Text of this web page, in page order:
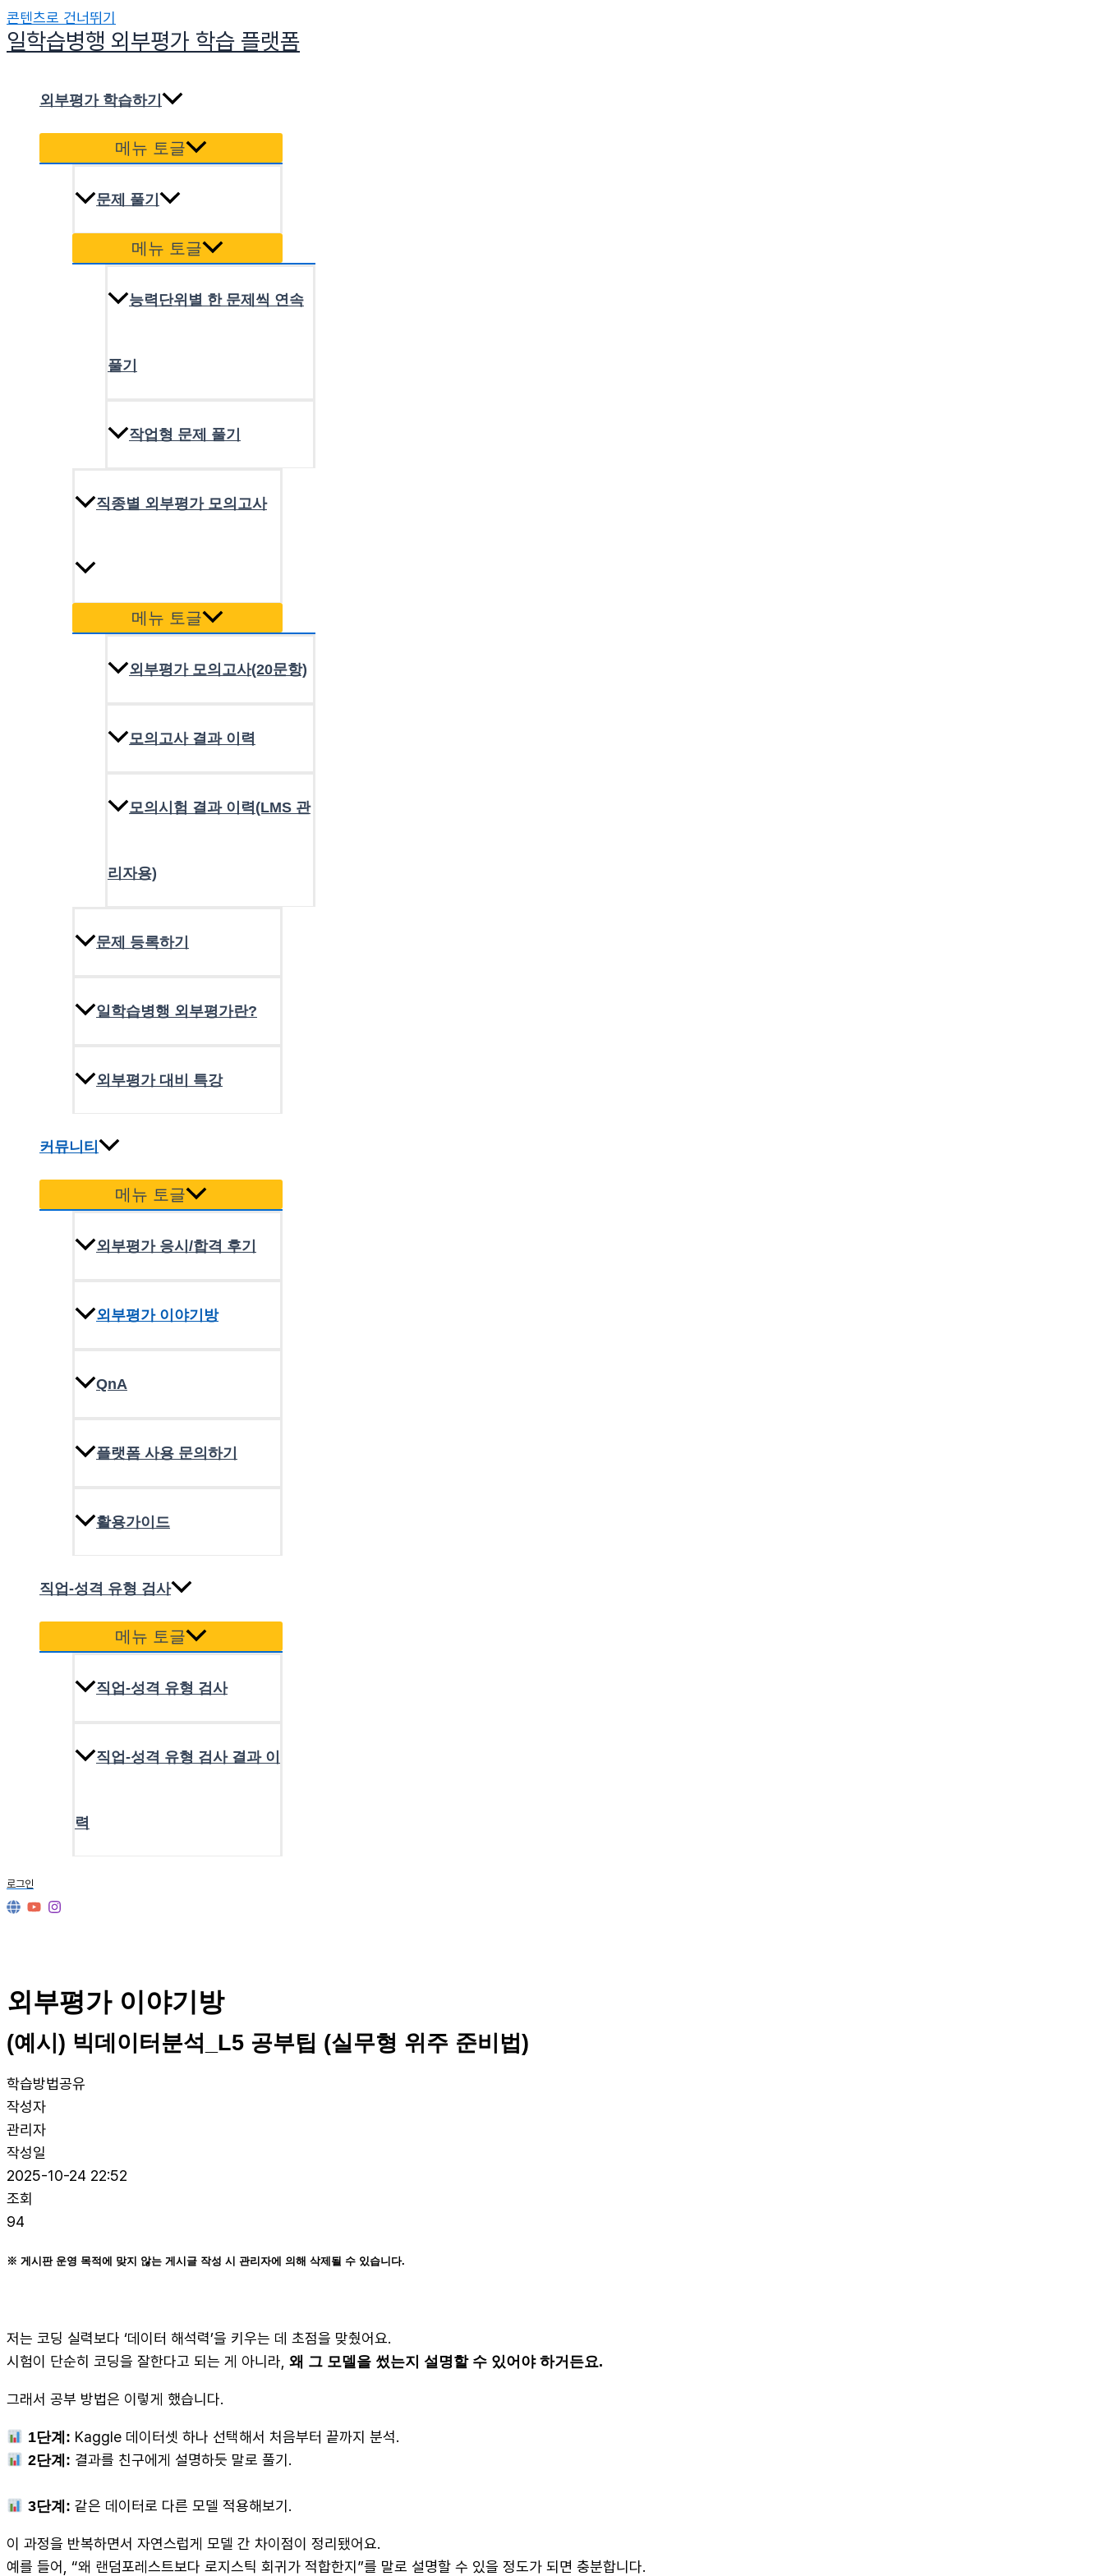
콘텐츠로 건너뛰기
일학습병행 외부평가 학습 플랫폼
외부평가 학습하기
메뉴 토글
문제 풀기
메뉴 토글
능력단위별 한 문제씩 연속
풀기
작업형 문제 풀기
직종별 외부평가 모의고사
메뉴 토글
외부평가 모의고사(20문항)
모의고사 결과 이력
모의시험 결과 이력(LMS 관
리자용)
문제 등록하기
일학습병행 외부평가란?
외부평가 대비 특강
커뮤니티
메뉴 토글
외부평가 응시/합격 후기
외부평가 이야기방
QnA
플랫폼 사용 문의하기
활용가이드
직업-성격 유형 검사
메뉴 토글
직업-성격 유형 검사
직업-성격 유형 검사 결과 이
력
로그인
외부평가 이야기방
(예시) 빅데이터분석_L5 공부팁 (실무형 위주 준비법)
학습방법공유
작성자
관리자
작성일
2025-10-24 22:52
조회
94
※ 게시판 운영 목적에 맞지 않는 게시글 작성 시 관리자에 의해 삭제될 수 있습니다.
저는 코딩 실력보다 ‘데이터 해석력’을 키우는 데 초점을 맞췄어요.
시험이 단순히 코딩을 잘한다고 되는 게 아니라, 왜 그 모델을 썼는지 설명할 수 있어야 하거든요.
그래서 공부 방법은 이렇게 했습니다.
1단계: Kaggle 데이터셋 하나 선택해서 처음부터 끝까지 분석.
2단계: 결과를 친구에게 설명하듯 말로 풀기.
3단계: 같은 데이터로 다른 모델 적용해보기.
이 과정을 반복하면서 자연스럽게 모델 간 차이점이 정리됐어요.
예를 들어, “왜 랜덤포레스트보다 로지스틱 회귀가 적합한지”를 말로 설명할 수 있을 정도가 되면 충분합니다.